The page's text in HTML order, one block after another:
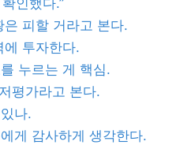
인했다.”
피할 거라고 본다.
에 투자한다.
누르는 게 핵심.
평가라고 본다.
나.
게 감사하게 생각한다.